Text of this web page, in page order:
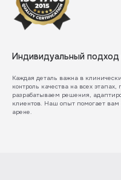
Индивидуальный подход
Каждая деталь важна в
контроль качества на всех
разрабатываем решения,
клиентов. Наш опыт помогает вам
арене.